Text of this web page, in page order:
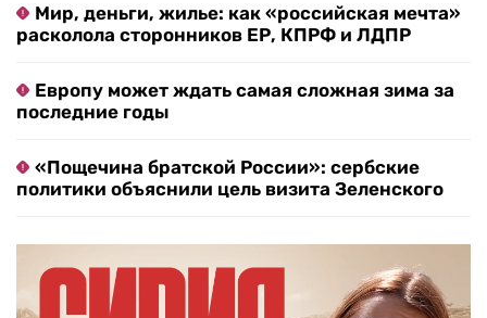
Мир, деньги, жилье: как «российская мечта»
расколола сторонников ЕР, КПРФ и ЛДПР
Европу может ждать самая сложная зима за
последние годы
«Пощечина братской России»: сербские
политики объяснили цель визита Зеленского